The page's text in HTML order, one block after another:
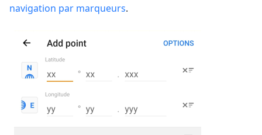
navigation par marqueurs.